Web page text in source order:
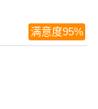
满意度95%